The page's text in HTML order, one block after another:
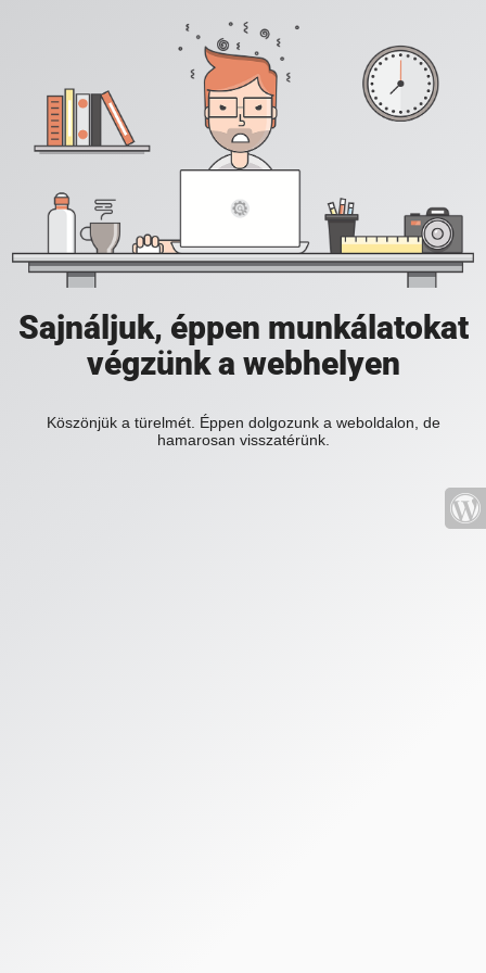
Sajnáljuk, éppen munkálatokat
végzünk a webhelyen
Köszönjük a türelmét. Éppen dolgozunk a weboldalon, de
hamarosan visszatérünk.